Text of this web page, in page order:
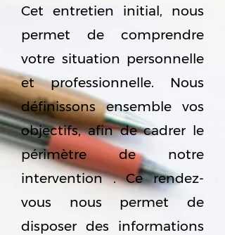
Cet entretien initial, nous
permet de comprendre
votre situation personnelle
et professionnelle. Nous
définissons ensemble vos
objectifs, afin de cadrer le
périmètre de notre
intervention . Ce rendez-
vous nous permet de
disposer des informations